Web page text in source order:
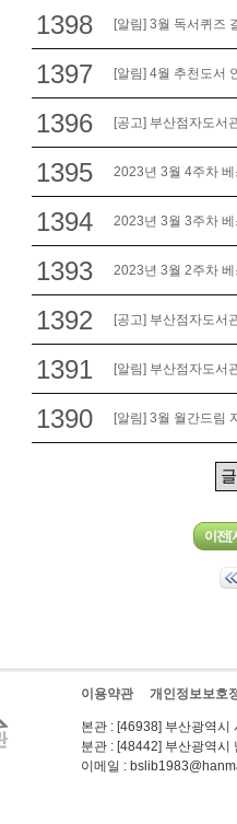
1398 [알림] 3월 독서퀴즈
1397 [알림] 4월 추천도서
1396 [공고] 부산점자도서
1395 2023년 3월 4주차
1394 2023년 3월 3주차
1393 2023년 3월 2주차
1392 [공고] 부산점자도서
1391 [알림] 부산점자도서
1390 [알림] 3월 월간드림
이용약관 개인정보보호
본관 : [46938] 부산광역
분관 : [48442] 부산광역
이메일 :